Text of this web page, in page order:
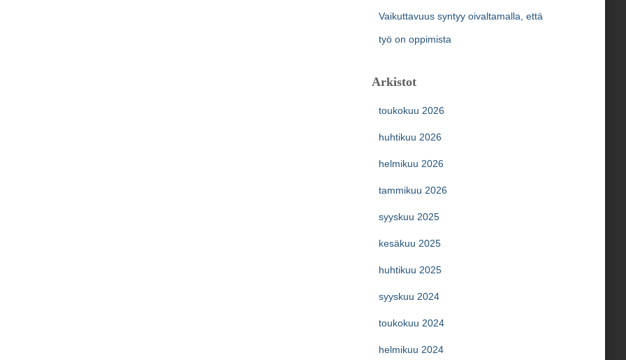
Vaikuttavuus syntyy oivaltamalla, että
työ on oppimista
Arkistot
toukokuu 2026
huhtikuu 2026
helmikuu 2026
tammikuu 2026
syyskuu 2025
kesäkuu 2025
huhtikuu 2025
syyskuu 2024
toukokuu 2024
helmikuu 2024